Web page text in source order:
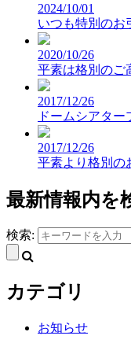
2024/10/01
いつも特別のお
2020/10/26
平素は格別のご
2017/12/26
ドームシアタ
2017/12/26
平素より格別の
最新情報内を
検索:
カテゴリ
お知らせ